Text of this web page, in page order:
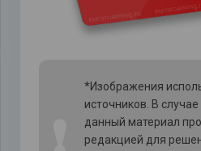
*Изображения
источников. В
данный материал
редакцией для